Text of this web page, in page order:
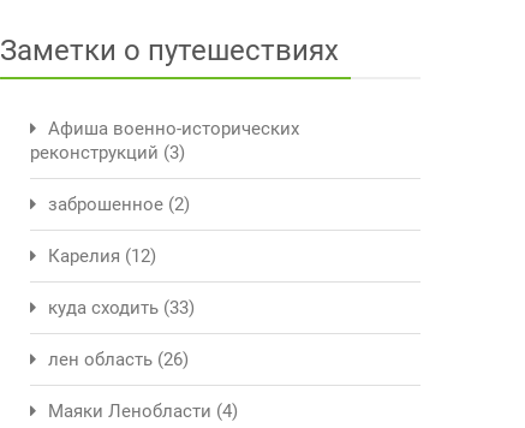
Заметки о путешествиях
Афиша военно-исторических
реконструкций (3)
заброшенное (2)
Карелия (12)
куда сходить (33)
лен область (26)
Маяки Ленобласти (4)